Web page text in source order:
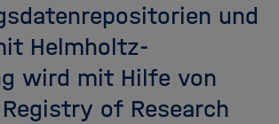
und
Helmholtz-
wird mit Hilfe von
of Research